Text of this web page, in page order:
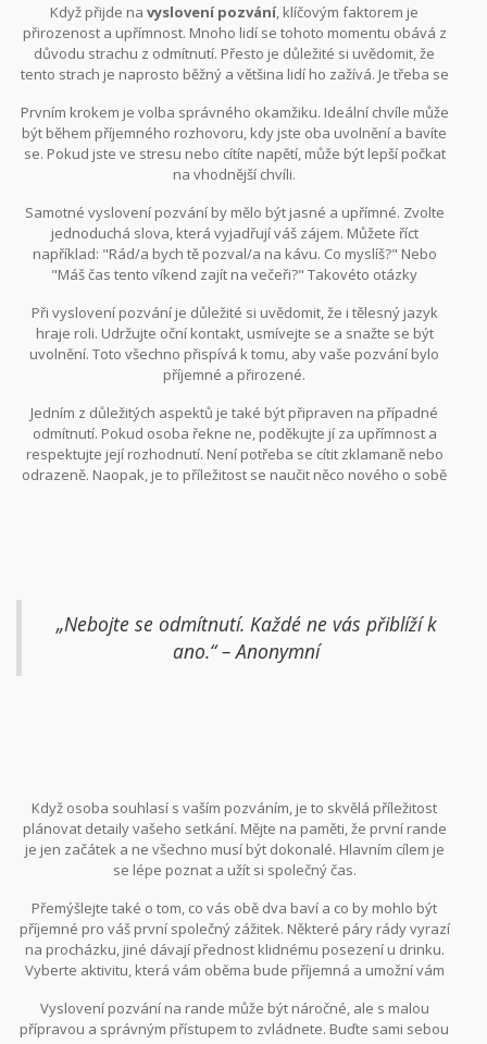
Když přijde navyslovení pozvání, klíčovým faktorem je
přirozenost a upřímnost. Mnoho lidí se tohoto momentu obává z
důvodu strachu z odmítnutí. Přesto je důležité si uvědomit, že
tento strach je naprosto běžný a většina lidí ho zažívá. Je třeba se
k tomu jako ke zkušenosti, která vás posune dál.
Prvním krokem je volba správného okamžiku. Ideální chvíle může
být během příjemného rozhovoru, kdy jste oba uvolnění a bavíte
se. Pokud jste ve stresu nebo cítíte napětí, může být lepší počkat
na vhodnější chvíli.
Samotné vyslovení pozvání by mělo být jasné a upřímné. Zvolte
jednoduchá slova, která vyjadřují váš zájem. Můžete říct
například: "Rád/a bych tě pozval/a na kávu. Co myslíš?" Nebo
"Máš čas tento víkend zajít na večeři?" Takovéto otázky
odpovědět.
Při vyslovení pozvání je důležité si uvědomit, že i tělesný jazyk
hraje roli. Udržujte oční kontakt, usmívejte se a snažte se být
uvolnění. Toto všechno přispívá k tomu, aby vaše pozvání bylo
příjemné a přirozené.
Jedním z důležitých aspektů je také být připraven na případné
odmítnutí. Pokud osoba řekne ne, poděkujte jí za upřímnost a
respektujte její rozhodnutí. Není potřeba se cítit zklamaně nebo
odrazeně. Naopak, je to příležitost se naučit něco nového o sobě
„Nebojte se odmítnutí. Každé ne vás přiblíží k
ano.“ – Anonymní
Když osoba souhlasí s vaším pozváním, je to skvělá příležitost
plánovat detaily vašeho setkání. Mějte na paměti, že první rande
je jen začátek a ne všechno musí být dokonalé. Hlavním cílem je
se lépe poznat a užít si společný čas.
Přemýšlejte také o tom, co vás obě dva baví a co by mohlo být
příjemné pro váš první společný zážitek. Některé páry rády vyrazí
na procházku, jiné dávají přednost klidnému posezení u drinku.
Vyberte aktivitu, která vám oběma bude příjemná a umožní vám
Vyslovení pozvání na rande může být náročné, ale s malou
přípravou a správným přístupem to zvládnete. Buďte sami sebou